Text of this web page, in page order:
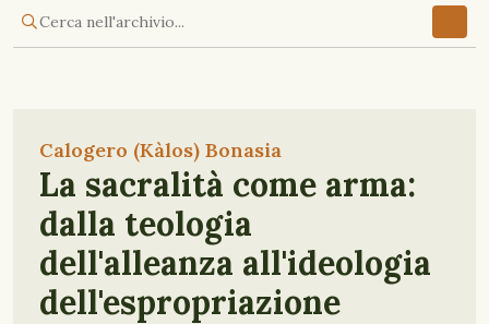
Calogero (Kàlos) Bonasia
La sacralità come arma:
dalla teologia
dell'alleanza all'ideologia
dell'espropriazione